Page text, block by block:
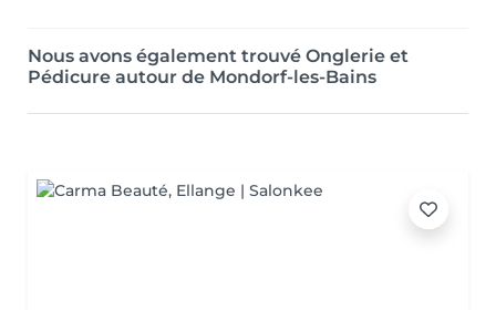
Nous avons également trouvé Onglerie et
Pédicure autour de Mondorf-les-Bains